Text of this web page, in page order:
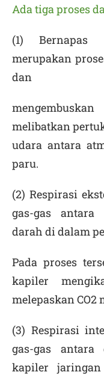
Ada tiga proses
(1) Bernapas
merupakan
dan
melibatkan
udara antara
paru.
(2) Respirasi
gas-gas antara
darah di dalam
Pada proses
kapiler
melepaskan CO2
(3) Respirasi
gas-gas
kapiler